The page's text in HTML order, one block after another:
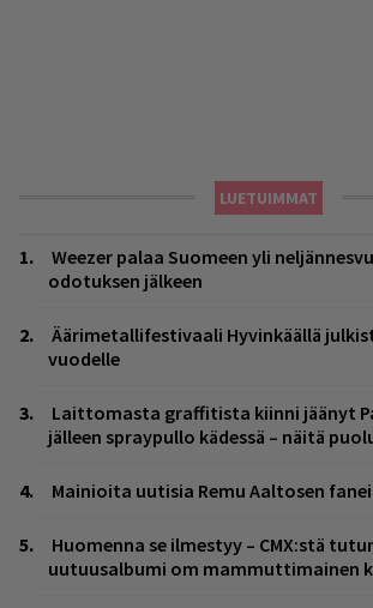
LUETUIMMAT
Weezer palaa Suomeen yli
odotuksen jälkeen
Äärimetallifestivaali Hyvinkäällä
vuodelle
Laittomasta graffitista kiinni jäänyt
jälleen spraypullo kädessä – näitä
Mainioita uutisia Remu Aaltosen
Huomenna se ilmestyy – CMX:stä
uutuusalbumi om mammuttimainen